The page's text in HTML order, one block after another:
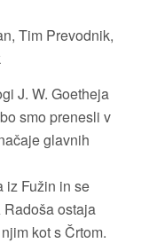
Tim Prevodnik,
J. W. Goetheja
smo prenesli v
glavnih
iz Fužin in se
ostaja
kot s Črtom.